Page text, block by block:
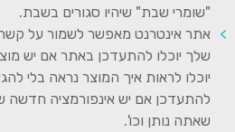
"שומרי שבת" שיהיו סגורים בשבת.
אתר אינטרנט מאפשר לשמור על
שלך יוכלו להתעדכן באתר אם יש
יוכלו לראות איך המוצר נראה בלי
להתעדכן אם יש אינפורמציה חדשה
שאתה נותן וכו'.